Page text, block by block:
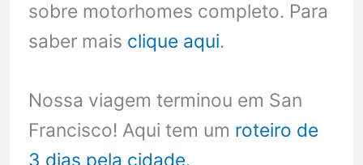
sobre motorhomes completo. Para
saber mais clique aqui.
Nossa viagem terminou em San
Francisco! Aqui tem um roteiro de
3 dias pela cidade.